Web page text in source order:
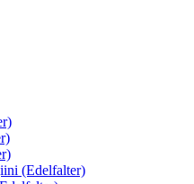
(Edelfalter)